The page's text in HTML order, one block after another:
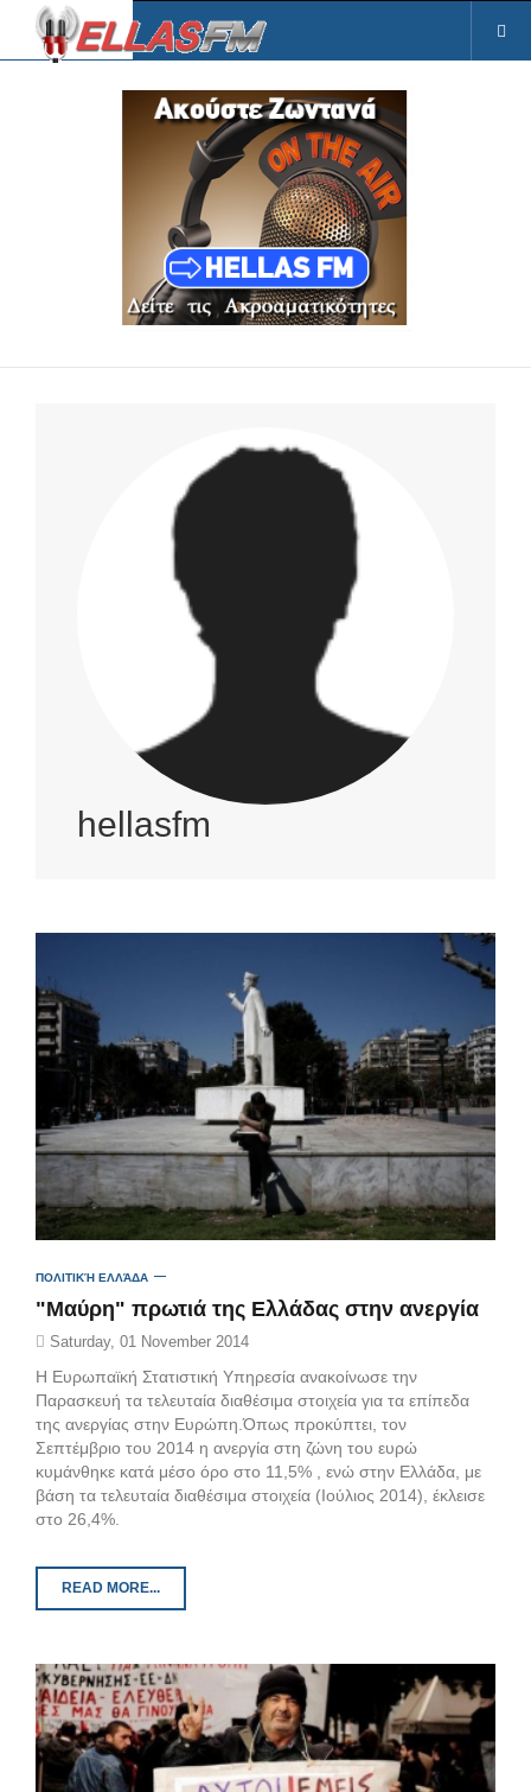
hellasfm
ΠΟΛΙΤΙΚΉ ΕΛΛΆΔΑ
"Μαύρη" πρωτιά της Ελλάδας στην ανεργία
Saturday, 01 November 2014
Η Ευρωπαϊκή Στατιστική Υπηρεσία ανακοίνωσε την
Παρασκευή τα τελευταία διαθέσιμα στοιχεία για τα επίπεδα
της ανεργίας στην Ευρώπη.Όπως προκύπτει, τον
Σεπτέμβριο του 2014 η ανεργία στη ζώνη του ευρώ
κυμάνθηκε κατά μέσο όρο στο 11,5% , ενώ στην Ελλάδα, με
βάση τα τελευταία διαθέσιμα στοιχεία (Ιούλιος 2014), έκλεισε
στο 26,4%.
READ MORE...